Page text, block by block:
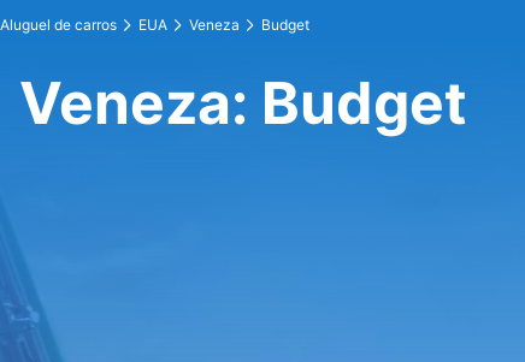
Aluguel de carros EUA Veneza Budget
Veneza: Budget